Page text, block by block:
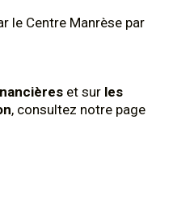
le Centre Manrèse par
et sur les
, consultez notre page